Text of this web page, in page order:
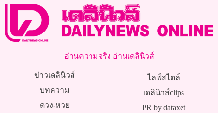
อ่านความจริง อ่านเดลินิวส์
ข่าวเดลินิวส์
บทความ
ดวง-หวย
ไลฟ์สไตล์
เดลินิวส์clips
PR by dataxet